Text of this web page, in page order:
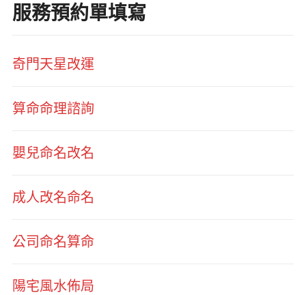
服務預約單填寫
奇門天星改運
算命命理諮詢
嬰兒命名改名
成人改名命名
公司命名算命
陽宅風水佈局